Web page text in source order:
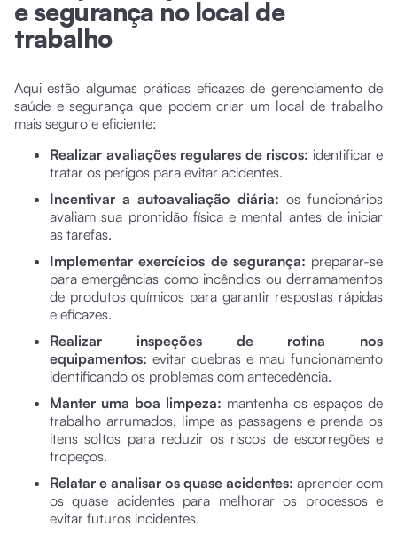
e segurança no local de
trabalho
Aqui estão algumas práticas eficazes de gerenciamento de
saúde e segurança que podem criar um local de trabalho
mais seguro e eficiente:
Realizar avaliações regulares de riscos: identificar e
tratar os perigos para evitar acidentes.
Incentivar a autoavaliação diária: os funcionários
avaliam sua prontidão física e mental antes de iniciar
as tarefas.
Implementar exercícios de segurança: preparar-se
para emergências como incêndios ou derramamentos
de produtos químicos para garantir respostas rápidas
e eficazes.
Realizar inspeções de rotina nos
equipamentos: evitar quebras e mau funcionamento
identificando os problemas com antecedência.
Manter uma boa limpeza: mantenha os espaços de
trabalho arrumados, limpe as passagens e prenda os
itens soltos para reduzir os riscos de escorregões e
tropeços.
Relatar e analisar os quase acidentes: aprender com
os quase acidentes para melhorar os processos e
evitar futuros incidentes.